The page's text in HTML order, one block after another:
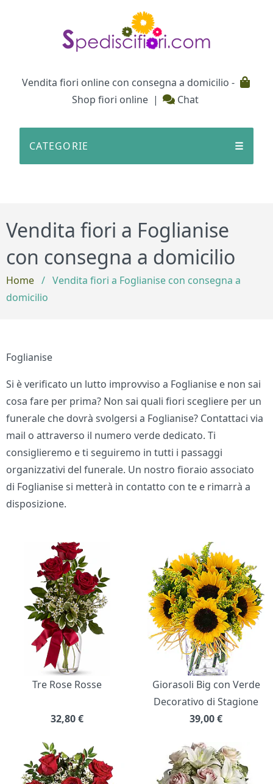
Vendita fiori online con consegna a domicilio -
Shop fiori online | Chat
CATEGORIE ☰
Vendita fiori a Foglianise
con consegna a domicilio
Home / Vendita fiori a Foglianise con consegna a
domicilio
Foglianise
Si è verificato un lutto improvviso a Foglianise e non sai
cosa fare per prima? Non sai quali fiori scegliere per un
funerale che dovrà svolgersi a Foglianise? Contattaci via
mail o attraverso il numero verde dedicato. Ti
consiglieremo e ti seguiremo in tutti i passaggi
organizzativi del funerale. Un nostro fioraio associato
di Foglianise si metterà in contatto con te e rimarrà a
disposizione.
Bouquet di fiori
Tre Rose Rosse
32,80€
Giorasoli Big con Verde
Decorativo di Stagione
39,00€